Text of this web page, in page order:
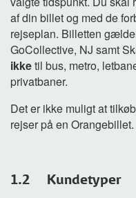
af din billet og med de
rejseplan. Billetten
GoCollective, NJ samt
ikketil bus, metro,
privatbaner.
Det er ikke muligt at
rejser på en Orangebillet.
1.2 Kundetyper